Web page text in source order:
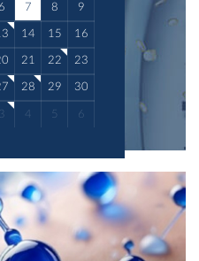
6 7 8 9
14 15 16
21 22 23
28 29 30
3 4 5 6